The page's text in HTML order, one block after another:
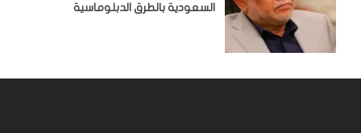
السعودية بالطرق الدبلوماسية